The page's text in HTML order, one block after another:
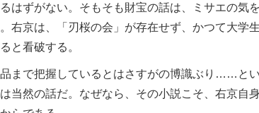
はずがない。そもそも財宝の話は、ミサエの気
右京は、「刃桜の会」が存在せず、かつて大学
と看破する。
まで把握しているとはさすがの博識ぶり……と
当然の話だ。なぜなら、その小説こそ、右京自